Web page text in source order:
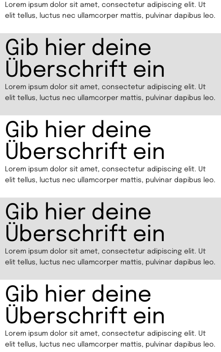
Lorem ipsum dolor sit amet, consectetur adipiscing elit. Ut
elit tellus, luctus nec ullamcorper mattis, pulvinar dapibus leo.
Gib hier deine
Überschrift ein
Lorem ipsum dolor sit amet, consectetur adipiscing elit. Ut
elit tellus, luctus nec ullamcorper mattis, pulvinar dapibus leo.
Gib hier deine
Überschrift ein
Lorem ipsum dolor sit amet, consectetur adipiscing elit. Ut
elit tellus, luctus nec ullamcorper mattis, pulvinar dapibus leo.
Gib hier deine
Überschrift ein
Lorem ipsum dolor sit amet, consectetur adipiscing elit. Ut
elit tellus, luctus nec ullamcorper mattis, pulvinar dapibus leo.
Gib hier deine
Überschrift ein
Lorem ipsum dolor sit amet, consectetur adipiscing elit. Ut
elit tellus, luctus nec ullamcorper mattis, pulvinar dapibus leo.